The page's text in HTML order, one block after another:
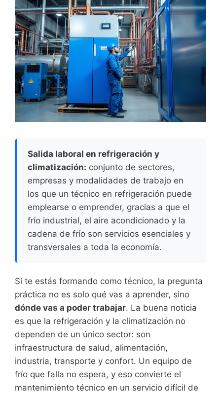
Salida laboral en refrigeración y
climatización: conjunto de sectores,
empresas y modalidades de trabajo en
los que un técnico en refrigeración puede
emplearse o emprender, gracias a que el
frío industrial, el aire acondicionado y la
cadena de frío son servicios esenciales y
transversales a toda la economía.
Si te estás formando como técnico, la pregunta
práctica no es solo qué vas a aprender, sino
dónde vas a poder trabajar. La buena noticia
es que la refrigeración y la climatización no
dependen de un único sector: son
infraestructura de salud, alimentación,
industria, transporte y confort. Un equipo de
frío que falla no espera, y eso convierte el
mantenimiento técnico en un servicio difícil de